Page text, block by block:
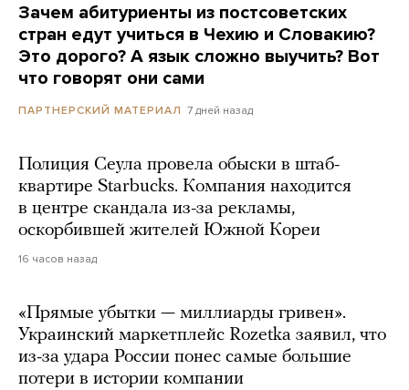
Зачем абитуриенты из постсоветских
стран едут учиться в Чехию и Словакию?
Это дорого? А язык сложно выучить? Вот
что говорят они сами
ПАРТНЕРСКИЙ МАТЕРИАЛ 7 дней назад
Полиция Сеула провела обыски в штаб-
квартире Starbucks. Компания находится
в центре скандала из-за рекламы,
оскорбившей жителей Южной Кореи
16 часов назад
«Прямые убытки — миллиарды гривен».
Украинский маркетплейс Rozetka заявил, что
из-за удара России понес самые большие
потери в истории компании